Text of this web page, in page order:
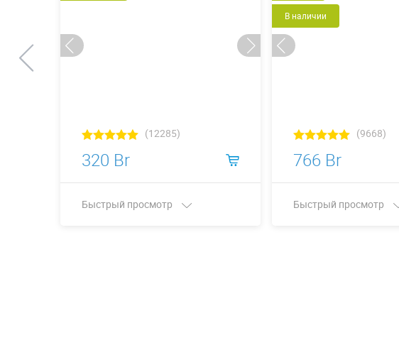
(12285)
320 Br
Быстрый просмотр
В наличии
(9668)
766 Br
Быстрый просмотр